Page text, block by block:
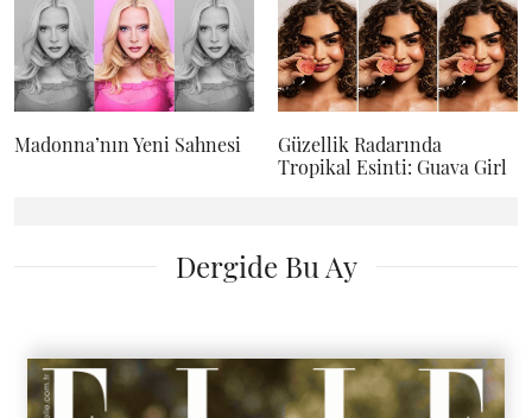
Madonna’nın Yeni Sahnesi
Güzellik Radarında
Tropikal Esinti: Guava Girl
Dergide Bu Ay